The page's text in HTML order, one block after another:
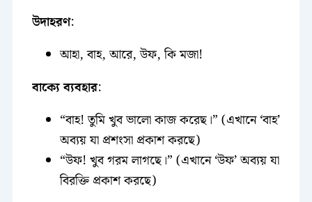
উদাহরণ:
আহা, বাহ, আরে, উফ, কি মজা!
বাক্যে ব্যবহার:
“বাহ! তুমি খুব ভালো কাজ করেছ।” (এখানে ‘বাহ’
অব্যয় যা প্রশংসা প্রকাশ করছে)
“উফ! খুব গরম লাগছে।” (এখানে ‘উফ’ অব্যয় যা
বিরক্তি প্রকাশ করছে)